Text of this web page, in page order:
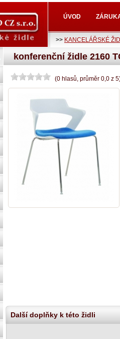
ÚVOD
>> KANCELÁŘSKÉ
konferenční židle 2160
(0 hlasů, průměr 0,0 z 5
Další doplňky k této židli